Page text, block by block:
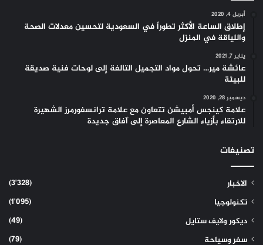
أبريل 4, 2020
إطلاق الساعة الأكثر تطوراً في السعودية لتحسين معدلات الصحة
واللياقة في المنزل
يناير 7, 2021
عائشة مير… تحول مواد التجميل التالفة إلى لوحات فنية صديقة
للبيئة
ديسمبر 28, 2020
علامة كينجس أمبيشن تتعاون مع علامة ترانسفورمرز الشهيرة
للارتقاء بأزياء الشارع المعاصرة إلى آفاق جديدة
تصنيفات
الاخبار
(3٬328)
تكنولوجيا
(1٬095)
ديكور ولايف ستايل
(49)
سفر وسياحة
(79)